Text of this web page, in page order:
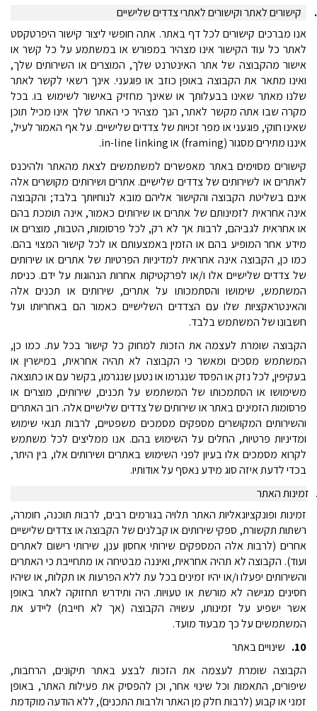
קישורים לאתר וקישורים לאתרי צדדים שלישיים
אנו מברכים קישורים לכל דף באתר. אתה חופשי ליצור קישור היפרטקסט
לאתר כל עוד הקישור אינו מצהיר במפורש או במשתמע על כל קשר או
אישור מהקבוצה של אתר האינטרנט שלך, המוצרים או השירותים שלך,
ואינו מתאר את הקבוצה באופן כוזב או פוגעני. אינך רשאי לקשר לאתר
שלנו מאתר שאינו בבעלותך או שאינך מחזיק באישור לשימוש בו. בכל
מקרה שבו אתה מקשר לאתר, הנך מצהיר כי האתר שלך אינו מכיל תוכן
שאינו חוקי, פוגעני או מפר זכויות של צדדים שלישיים. על אף האמור לעיל,
איננו מתירים מסגור (framing) אוin-line linking
.
קישורים מסוימים באתר מאפשרים למשתמשים לצאת מהאתר ולהיכנס
לאתרים או לשירותים של צדדים שלישיים. אתרים ושירותים מקושרים אלה
אינם בשליטת הקבוצה והקישור אליהם מובא לנוחיותך בלבד; והקבוצה
אינה אחראית לזמינותם של אתרים או שירותים כאמור, אינה תומכת בהם
או אחראית לגביהם, לרבות אך לא רק, לכל פרסומות, הטבות, מוצרים או
מידע אחר המופיע בהם או הזמין באמצעותם או לכל קישור המצוי בהם.
כמו כן, הקבוצה אינה אחראית למדיניות הפרטיות של אתרים או שירותים
של צדדים שלישיים אלו ו/או לפרקטיקות אחרות הנהוגות על ידם. כניסת
המשתמש, שימושו והסתמכותו על אתרים, שירותים או תכנים אלה
והאינטראקציות שלו עם הצדדים השלישיים כאמור הם באחריותו ועל
חשבונו של המשתמש בלבד.
הקבוצה שומרת לעצמה את הזכות למחוק כל קישור בכל עת. כמו כן,
המשתמש מסכים ומאשר כי הקבוצה לא תהיה אחראית, במישרין או
בעקיפין, לכל נזק או הפסד שנגרמו או נטען שנגרמו, בקשר עם או כתוצאה
משימושו או הסתמכותו של המשתמש על תכנים, שירותים, מוצרים או
פרסומות הזמינים באתר או שירותים של צדדים שלישיים אלה. רוב האתרים
והשירותים המקושרים מספקים מסמכים משפטיים, לרבות תנאי שימוש
ומדיניות פרטיות, החלים על השימוש בהם. אנו ממליצים לכל משתמש
לקרוא מסמכים אלו בעיון לפני השימוש באתרים ושירותים אלו, בין היתר,
בכדי לדעת איזה סוג מידע נאסף על אודותיו.
זמינות האתר
זמינות ופונקציונאליות האתר תלויה בגורמים רבים, לרבות תוכנה, חומרה,
רשתות תקשורת, ספקי שירותים או קבלנים של הקבוצה או צדדים שלישיים
אחרים (לרבות אלה המספקים שירותי אחסון ענן, שירותי רישום לאתרים
ועוד). הקבוצה לא תהיה אחראית, ואיננה מבטיחה או מתחייבת כי האתרים
והשירותים יפעלו ו/או יהיו זמינים בכל עת ללא הפרעות או תקלות, או שיהיו
חסינים מגישה לא מורשת או טעויות. היה ותידרש תחזוקה לאתר באופן
אשר ישפיע על זמינותו, עשויה הקבוצה (אך לא חייבת) ליידע את
המשתמשים על כך מבעוד מועד.
10.
שינויים באתר
הקבוצה שומרת לעצמה את הזכות לבצע באתר תיקונים, הרחבות,
שיפורים, התאמות וכל שינוי אחר, וכן להפסיק את פעילות האתר, באופן
זמני או קבוע (לרבות חלק מן האתר ולרבות התכנים), ללא הודעה מוקדמת